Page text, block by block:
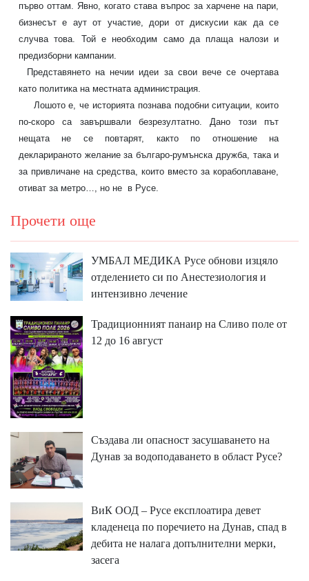
първо оттам. Явно, когато става въпрос за харчене на пари,
бизнесът е аут от участие, дори от дискусии как да се
случва това. Той е необходим само да плаща налози и
предизборни кампании.
Представянето на нечии идеи за свои вече се очертава
като политика на местната администрация.
Лошото е, че историята познава подобни ситуации, които
по-скоро са завършвали безрезултатно. Дано този път
нещата не се повтарят, както по отношение на
декларираното желание за българо-румънска дружба, така и
за привличане на средства, които вместо за корабоплаване,
отиват за метро…, но не в Русе.
Прочети още
УМБАЛ МЕДИКА Русе обнови изцяло
отделението си по Анестезиология и
интензивно лечение
Традиционният панаир на Сливо поле от
12 до 16 август
Създава ли опасност засушаването на
Дунав за водоподаването в област Русе?
ВиК ООД – Русе експлоатира девет
кладенеца по поречието на Дунав, спад в
дебита не налага допълнителни мерки,
засега